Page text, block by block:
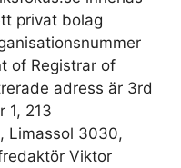
privat bolag
of Registrar of
adress är 3rd
1, 213
Limassol 3030,
Viktor